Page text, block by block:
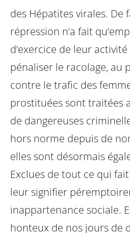
des Hépatites virales. De
répression n’a fait
d’exercice de leur activité
pénaliser le racolage, au
contre le trafic des
prostituées sont traitées
de dangereuses
hors norme depuis de
elles sont désormais
Exclues de tout ce qui
leur signifier
inappartenance sociale.
honteux de nos jours de